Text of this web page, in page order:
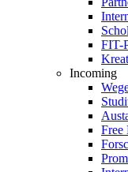
FIT-
Incoming
Free